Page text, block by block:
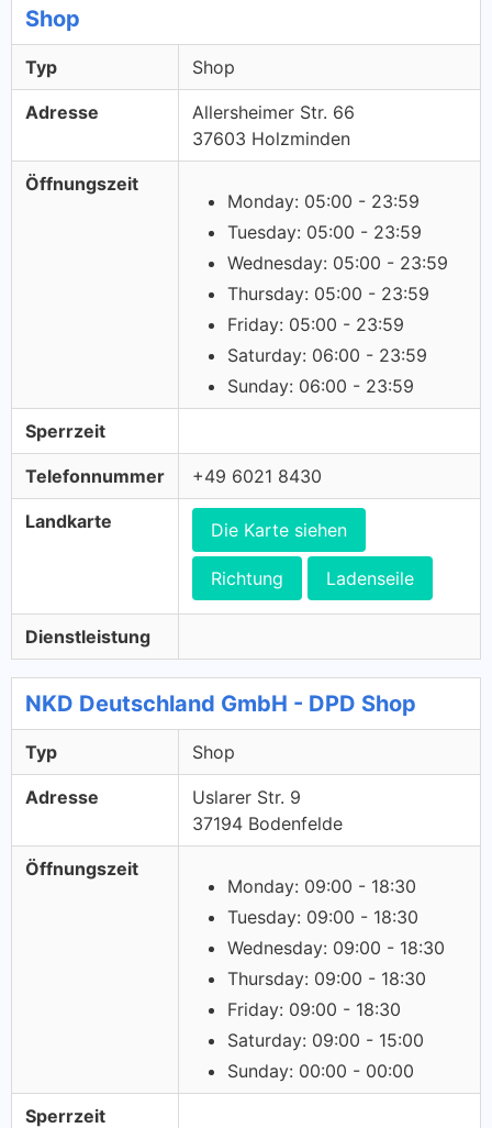
Shop
Typ Shop
Adresse
Allersheimer Str. 66
37603 Holzminden
Öffnungszeit
Monday: 05:00 - 23:59
Tuesday: 05:00 - 23:59
Wednesday: 05:00 - 23:59
Thursday: 05:00 - 23:59
Friday: 05:00 - 23:59
Saturday: 06:00 - 23:59
Sunday: 06:00 - 23:59
Sperrzeit
Telefonnummer +49 6021 8430
Landkarte Die Karte siehen
Richtung Ladenseile
Dienstleistung
NKD Deutschland GmbH - DPD Shop
Typ Shop
Adresse
Uslarer Str. 9
37194 Bodenfelde
Öffnungszeit
Monday: 09:00 - 18:30
Tuesday: 09:00 - 18:30
Wednesday: 09:00 - 18:30
Thursday: 09:00 - 18:30
Friday: 09:00 - 18:30
Saturday: 09:00 - 15:00
Sunday: 00:00 - 00:00
Sperrzeit